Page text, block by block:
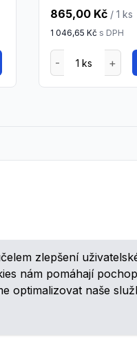
zlepšení
nám pomáhají
optimalizovat naše
865,00 Kč / 1 ks
1 046,65 Kč s DPH
nabídkách a různých